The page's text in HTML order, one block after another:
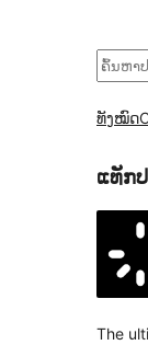
ຄົ້ນຫາ
ທັງໝົດ
ແທັກ
The